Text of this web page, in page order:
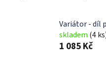
Variátor - díl
skladem (4
1 085 Kč